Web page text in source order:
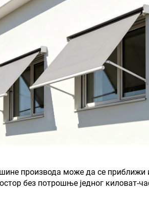
производа може да се
без потрошње једног киловат-